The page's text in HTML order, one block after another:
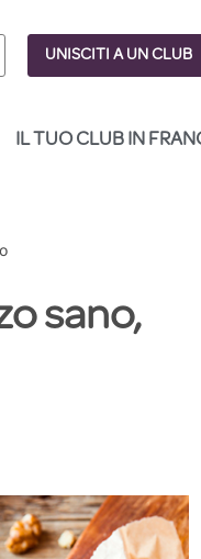
UNISCITI A UN CLUB
IL TUO CLUB IN
sano,